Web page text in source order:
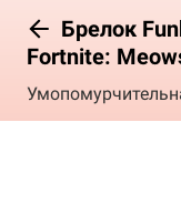
Брелок
Fortnite: